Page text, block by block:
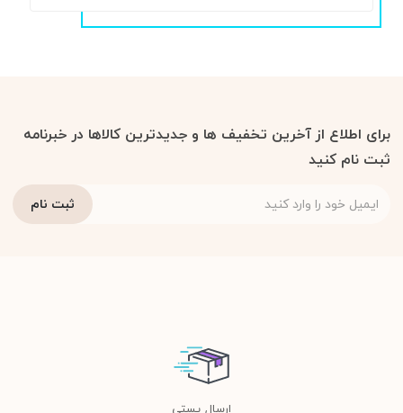
برای اطلاع از آخرین تخفیف ها و جدیدترین کالاها در خبرنامه
ثبت نام کنید
ارسال پستی